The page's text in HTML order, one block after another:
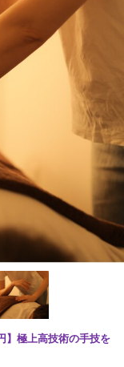
】極上高技術の手技を